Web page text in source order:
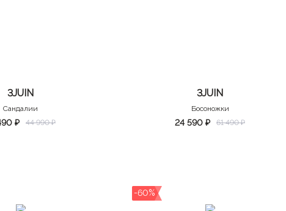
3JUIN
Сандалии
₽ 44 990 ₽
3JUIN
Босоножки
24 590 ₽ 61 490 ₽
-60%